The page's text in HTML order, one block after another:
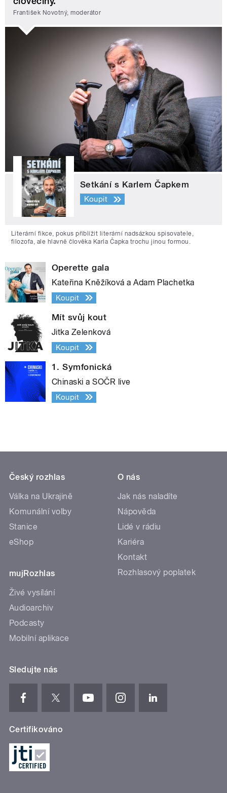
František Novotný, moderátor
Setkání s Karlem Čapkem
Koupit
Literární fikce, pokus přiblížit literární nadsázkou spisovatele,
filozofa, ale hlavně člověka Karla Čapka trochu jinou formou.
Operette gala
Kateřina Kněžíková a Adam Plachetka
Koupit
Mít svůj kout
Jitka Zelenková
Koupit
1. Symfonická
Chinaski a SOČR live
Koupit
Český rozhlas
Válka na Ukrajině
Komunální volby
Stanice
eShop
mujRozhlas
Živé vysílání
Audioarchiv
Podcasty
Mobilní aplikace
O nás
Jak nás naladíte
Nápověda
Lidé v rádiu
Kariéra
Kontakt
Rozhlasový poplatek
Sledujte nás
Certifikováno